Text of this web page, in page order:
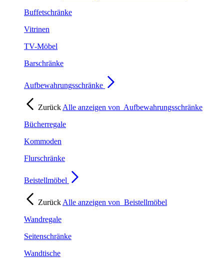
Buffetschränke
Vitrinen
TV-Möbel
Barschränke
Aufbewahrungsschränke
Zurück Alle anzeigen von Aufbewahrungsschränke
Bücherregale
Kommoden
Flurschränke
Beistellmöbel
Zurück Alle anzeigen von Beistellmöbel
Wandregale
Seitenschränke
Wandtische